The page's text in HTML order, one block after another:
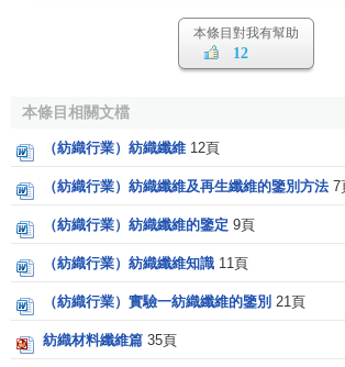
紡織纖維拉伸到斷裂時所能承受的最大
斷裂強力，簡稱強力，符號為F。強力的法
紡織纖維常用釐牛(cN)表示。
2．強度
強力與纖維截面積之比稱為拉伸斷裂強
符號為σb。強度的法定單位為N/m2(或Pa)
N/mm2(或MPa)。
本條目對我有幫助
12
本條目相關文檔
（紡織行業）紡織纖維 12頁
（紡織行業）紡織纖維及再生纖維的鑒別方法 7
（紡織行業）紡織纖維的鑒定 9頁
（紡織行業）紡織纖維知識 11頁
（紡織行業）實驗一紡織纖維的鑒別 21頁
紡織材料纖維篇 35頁